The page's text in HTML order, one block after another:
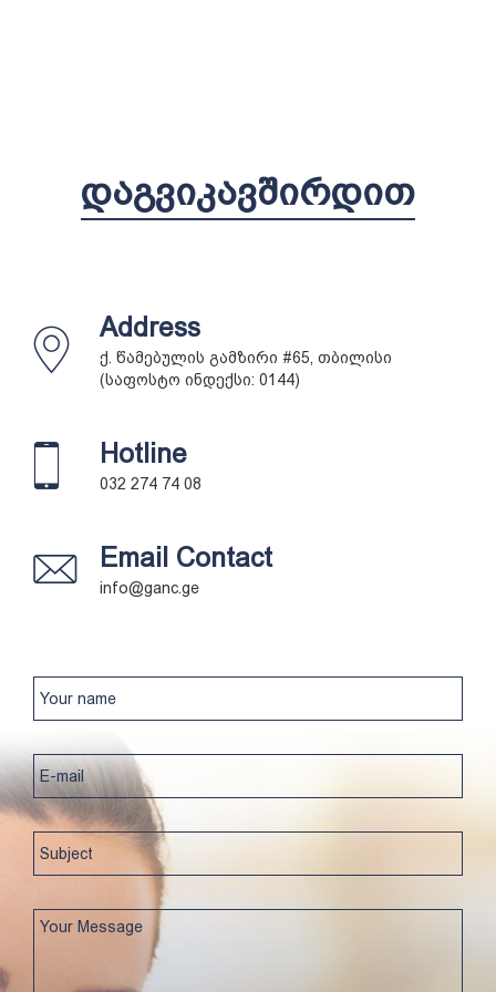
ᲓᲐᲒᲕᲘᲙᲐᲕᲨᲘᲠᲓᲘᲗ
Address
ქ. წამებულის გამზირი #65, თბილისი
(საფოსტო ინდექსი: 0144)
Hotline
032 274 74 08
Email Contact
info@ganc.ge